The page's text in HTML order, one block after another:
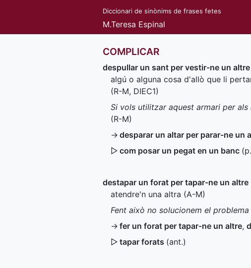
Diccionari de sinònims de frases fetes
M.Teresa Espinal
COMPLICAR
despullar un sant per vestir-ne un altre
algú o alguna cosa d'allò que li
(R-M, DIEC1)
Si vols utilitzar aquest armari per
(R-M)
→ desparar un altar per parar-ne un
▷ com posar un pegat en un banc (
destapar un forat per tapar-ne un altre
atendre'n una altra (A-M)
Fent això no solucionem el
→ fer un forat per tapar-ne un altre,
▷ tapar forats (ant.)